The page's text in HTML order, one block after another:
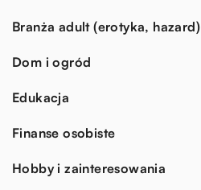
Branża adult (erotyka, hazard)
Dom i ogród
Edukacja
Finanse osobiste
Hobby i zainteresowania